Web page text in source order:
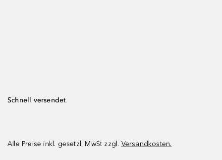
Schnell versendet
Alle Preise inkl. gesetzl. MwSt zzgl. Versandkosten.